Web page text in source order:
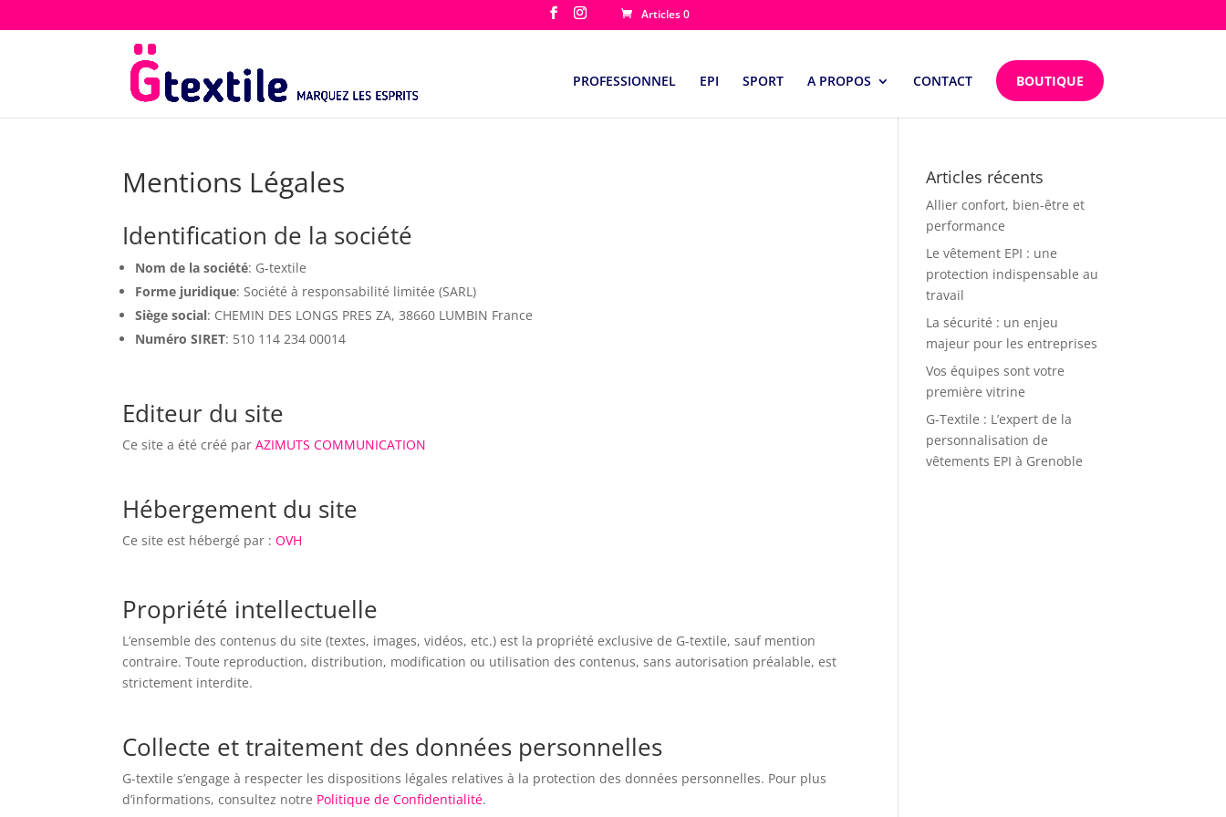
Articles 0
PROFESSIONNEL EPI SPORT A PROPOS CONTACT BOUTIQUE
Mentions Légales
Identification de la société
Nom de la société: G-textile
Forme juridique: Société à responsabilité limitée (SARL)
Siège social: CHEMIN DES LONGS PRES ZA, 38660 LUMBIN France
Numéro SIRET: 510 114 234 00014
Editeur du site
Ce site a été créé parAZIMUTS COMMUNICATION
Hébergement du site
Ce site est hébergé par :OVH
Propriété intellectuelle
L’ensemble des contenus du site (textes, images, vidéos, etc.) est la propriété exclusive de G-textile, sauf mention
contraire. Toute reproduction, distribution, modification ou utilisation des contenus, sans autorisation préalable, est
strictement interdite.
Collecte et traitement des données personnelles
G-textile s’engage à respecter les dispositions légales relatives à la protection des données personnelles. Pour plus
d’informations, consultez notre Politique de Confidentialité.
Articles récents
Allier confort, bien-être et
performance
Le vêtement EPI : une
protection indispensable au
travail
La sécurité : un enjeu
majeur pour les entreprises
Vos équipes sont votre
première vitrine
G-Textile : L’expert de la
personnalisation de
vêtements EPI à Grenoble